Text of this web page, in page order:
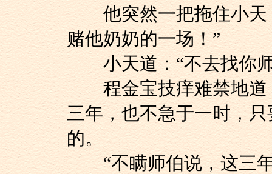
他突然一把拖住小天
赌他奶奶的一场！”
小天道：“不去找你师
程金宝技痒难禁地道
三年，也不急于一时，
的。
“不瞒师伯说，这三年